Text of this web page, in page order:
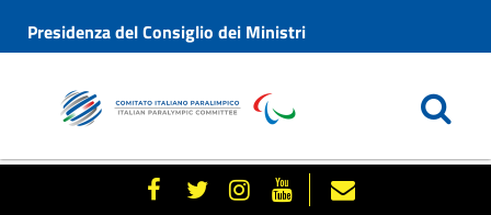
Presidenza del Consiglio dei Ministri